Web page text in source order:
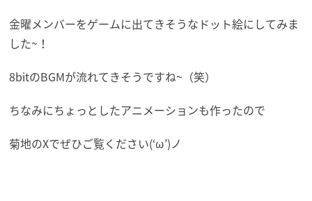
金曜メンバーをゲームに出てきそうなドット絵にしてみま
した~！
8bitのBGMが流れてきそうですね~（笑）
ちなみにちょっとしたアニメーションも作ったので
菊地のXでぜひご覧ください(‘ω’)ノ